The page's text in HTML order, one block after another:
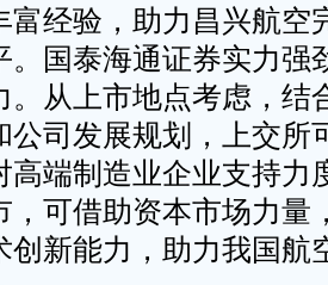
富经验，助力昌兴航空
。国泰海通证券实力强
。从上市地点考虑，结
公司发展规划，上交所
高端制造业企业支持力
，可借助资本市场力量
创新能力，助力我国航